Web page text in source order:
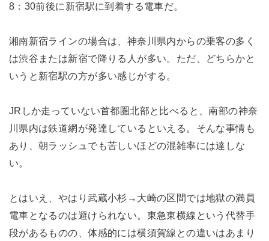
8：30前後に新宿駅に到着する電車だ。
湘南新宿ラインの場合は、神奈川県内からの乗客の多く
は渋谷または新宿で降りる人が多い。ただ、どちらかと
いうと新宿駅の方が多い感じがする。
JRしか走っていない首都圏北部と比べると、南部の神奈
川県内は鉄道網が発達しているといえる。そんな事情も
あり、朝ラッシュでも苦しいほどの混雑率には達しな
い。
とはいえ、やはり武蔵小杉→大崎の区間では地獄の満員
電車となるのは避けられない。東急東横線という代替手
段があるものの、体感的には横須賀線との違いはあまり